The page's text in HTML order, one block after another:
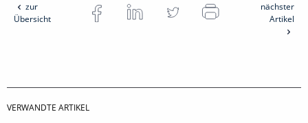
zur
Übersicht
nächster
Artikel
VERWANDTE ARTIKEL